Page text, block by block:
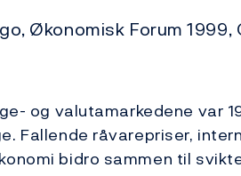
Økonomisk Forum 1999,
og valutamarkedene var
Fallende råvarepriser,
bidro sammen til